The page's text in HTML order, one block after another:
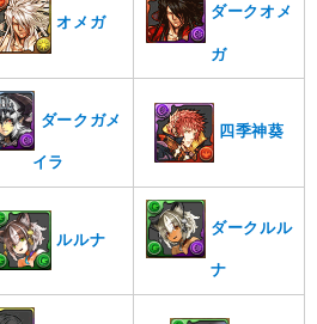
オメガ
ダークオメ
ガ
ダークガメ
イラ
四季神葵
ルルナ
ダークルル
ナ